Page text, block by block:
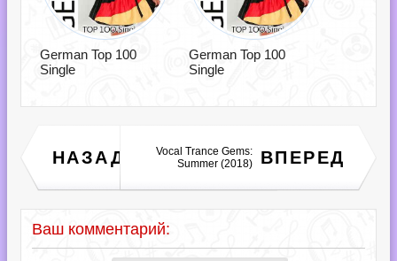
German Top 100
Single
German Top 100
Single
НАЗАД
FAdeR WoLF - Version
(1.0) (2018)
ВПЕРЕД
Vocal Trance Gems:
Summer (2018)
Ваш комментарий: